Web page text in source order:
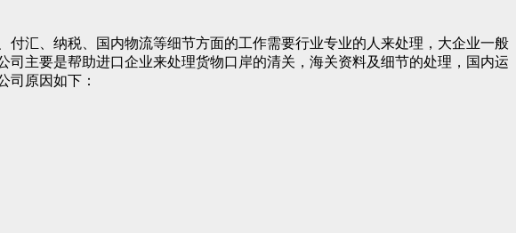
汇、纳税、国内物流等细节方面的工作需要行业专业的人来处理，大企业一般
主要是帮助进口企业来处理货物口岸的清关，海关资料及细节的处理，国内运
司原因如下：